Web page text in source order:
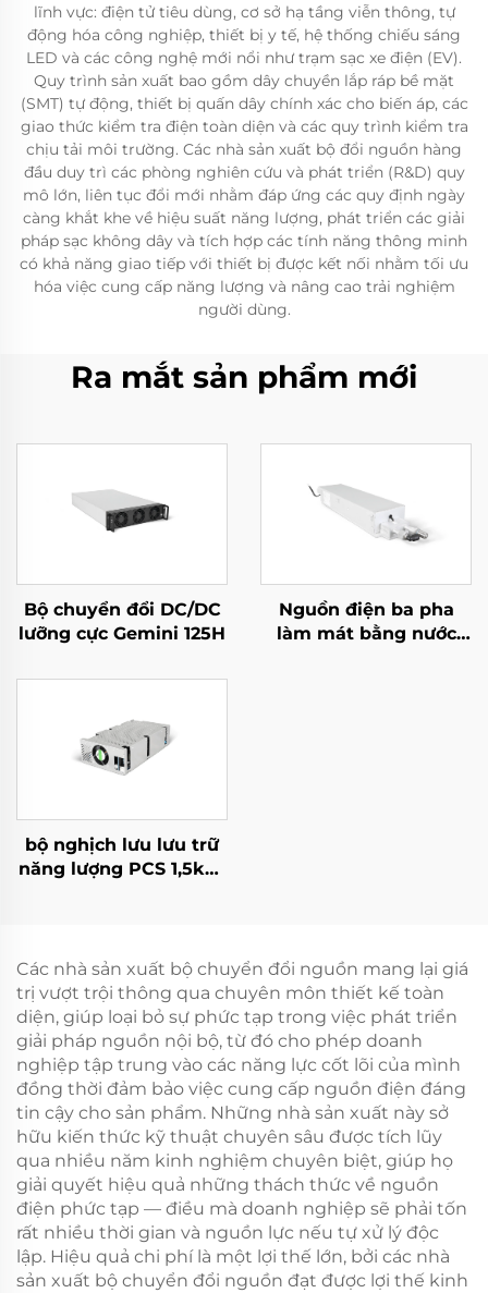
lĩnh vực: điện tử tiêu dùng, cơ sở hạ tầng viễn thông, tự
động hóa công nghiệp, thiết bị y tế, hệ thống chiếu sáng
LED và các công nghệ mới nổi như trạm sạc xe điện (EV).
Quy trình sản xuất bao gồm dây chuyền lắp ráp bề mặt
(SMT) tự động, thiết bị quấn dây chính xác cho biến áp, các
giao thức kiểm tra điện toàn diện và các quy trình kiểm tra
chịu tải môi trường. Các nhà sản xuất bộ đổi nguồn hàng
đầu duy trì các phòng nghiên cứu và phát triển (R&D) quy
mô lớn, liên tục đổi mới nhằm đáp ứng các quy định ngày
càng khắt khe về hiệu suất năng lượng, phát triển các giải
pháp sạc không dây và tích hợp các tính năng thông minh
có khả năng giao tiếp với thiết bị được kết nối nhằm tối ưu
hóa việc cung cấp năng lượng và nâng cao trải nghiệm
người dùng.
Ra mắt sản phẩm mới
Bộ chuyển đổi DC/DC
lưỡng cực Gemini 125H
Nguồn điện ba pha
làm mát bằng nước
bộ nghịch lưu lưu trữ
năng lượng PCS 1,5kW
Các nhà sản xuất bộ chuyển đổi nguồn mang lại giá
trị vượt trội thông qua chuyên môn thiết kế toàn
diện, giúp loại bỏ sự phức tạp trong việc phát triển
giải pháp nguồn nội bộ, từ đó cho phép doanh
nghiệp tập trung vào các năng lực cốt lõi của mình
đồng thời đảm bảo việc cung cấp nguồn điện đáng
tin cậy cho sản phẩm. Những nhà sản xuất này sở
hữu kiến thức kỹ thuật chuyên sâu được tích lũy
qua nhiều năm kinh nghiệm chuyên biệt, giúp họ
giải quyết hiệu quả những thách thức về nguồn
điện phức tạp — điều mà doanh nghiệp sẽ phải tốn
rất nhiều thời gian và nguồn lực nếu tự xử lý độc
lập. Hiệu quả chi phí là một lợi thế lớn, bởi các nhà
sản xuất bộ chuyển đổi nguồn đạt được lợi thế kinh